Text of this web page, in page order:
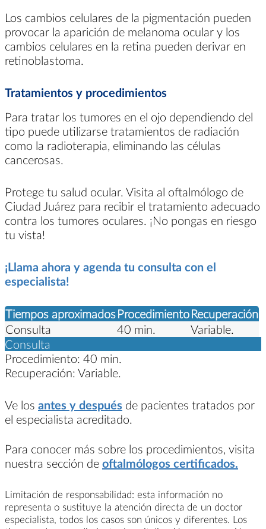
Los cambios celulares de la pigmentación pueden
provocar la aparición de melanoma ocular y los
cambios celulares en la retina pueden derivar en
retinoblastoma.
Tratamientos y procedimientos
Para tratar los tumores en el ojo dependiendo del
tipo puede utilizarse tratamientos de radiación
como la radioterapia, eliminando las células
cancerosas.
Protege tu salud ocular. Visita al oftalmólogo de
Ciudad Juárez para recibir el tratamiento adecuado
contra los tumores oculares. ¡No pongas en riesgo
tu vista!
¡Llama ahora y agenda tu consulta con el
especialista!
Tiempos aproximadosProcedimientoRecuperación
Consulta
40 min.
Variable.
Consulta
Procedimiento: 40 min.
Recuperación: Variable.
Ve los antes y después de pacientes tratados por
el especialista acreditado.
Para conocer más sobre los procedimientos, visita
nuestra sección de oftalmólogos certificados.
Limitación de responsabilidad: esta información no
representa o sustituye la atención directa de un doctor
especialista, todos los casos son únicos y diferentes. Los